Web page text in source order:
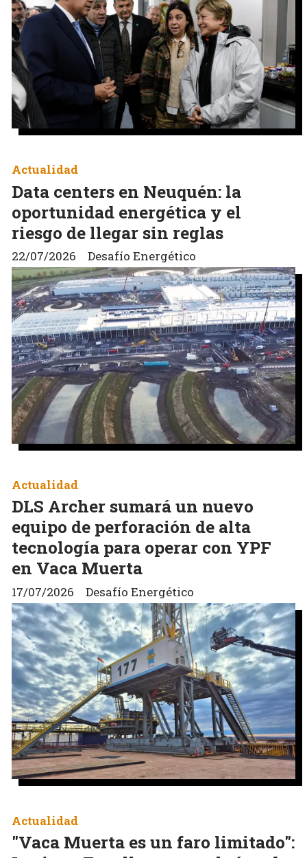
Data centers en Neuquén: la
oportunidad energética y el
riesgo de llegar sin reglas
Desafío Energético
Actualidad
22/07/2026
DLS Archer sumará un nuevo
equipo de perforación de alta
tecnología para operar con YPF
en Vaca Muerta
Desafío Energético
Actualidad
17/07/2026
"Vaca Muerta es un faro limitado":
Actualidad